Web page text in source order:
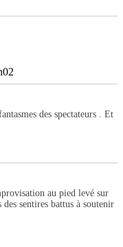
des spectateurs . Et
au pied levé sur
sentires battus à soutenir